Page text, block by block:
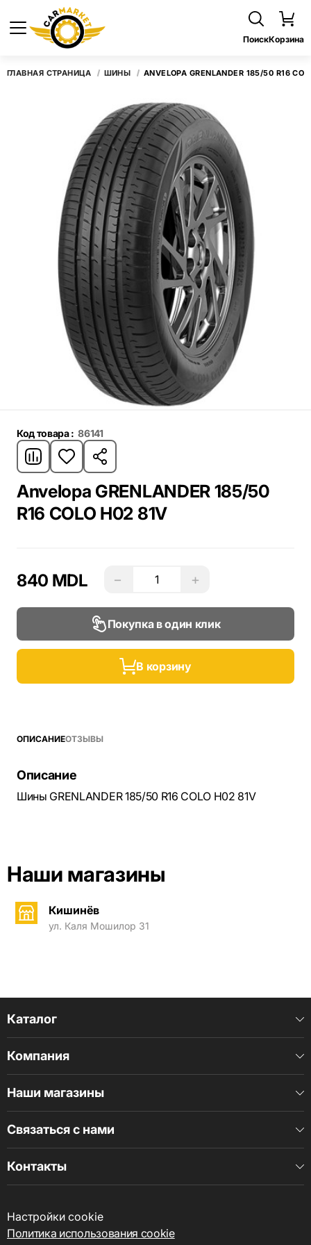
ПоискКорзина
ГЛАВНАЯ СТРАНИЦА ШИНЫ ANVELOPA GRENLANDER 185/50 R16
Код товара : 86141
Anvelopa GRENLANDER 185/50
R16 COLO H02 81V
840 MDL − +
Покупка в один клик
В корзину
ОПИСАНИЕОТЗЫВЫ
Описание
Шины GRENLANDER 185/50 R16 COLO H02 81V
Наши магазины
Кишинёв
ул. Каля Мошилор 31
Каталог
Компания
Наши магазины
Связаться с нами
Контакты
Настройки cookie
Политика использования cookie